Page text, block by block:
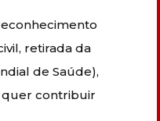
retirada da
de Saúde),
quer contribuir